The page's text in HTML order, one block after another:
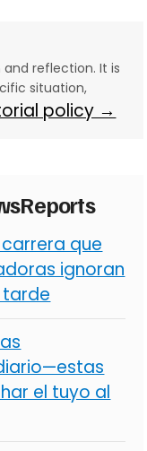
reflection. It is
situation,
policy →
que
ignoran
el tuyo al